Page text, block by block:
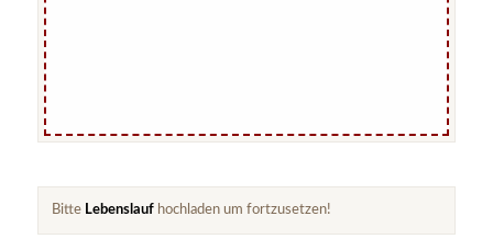
Bitte Lebenslaufhochladen um fortzusetzen!